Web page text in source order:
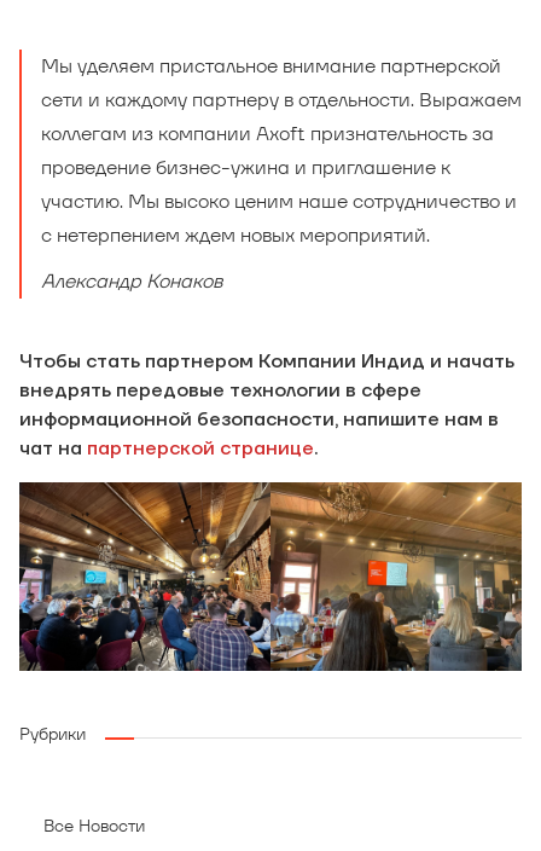
Мы уделяем пристальное внимание партнерской
сети и каждому партнеру в отдельности. Выражаем
коллегам из компании Axoft признательность за
проведение бизнес-ужина и приглашение к
участию. Мы высоко ценим наше сотрудничество и
с нетерпением ждем новых мероприятий.
Александр Конаков
Чтобы стать партнером Компании Индид и начать
внедрять передовые технологии в сфере
информационной безопасности, напишите нам в
чат на партнерской странице.
Рубрики
Все Новости